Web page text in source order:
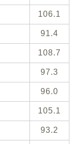
106.1
91.4
108.7
97.3
96.0
105.1
93.2